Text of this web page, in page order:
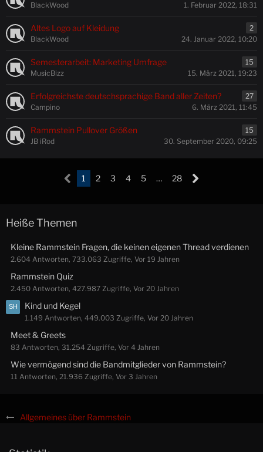
BlackWood 1. Februar 2022, 18:31
Altes Logo auf Kleidung
2
BlackWood
24. Januar 2022, 10:20
Semesterarbeit: Marketing Umfrage
15
MusicBizz
15. März 2021, 19:23
Erfolgreichste deutschsprachige Band aller Zeiten?
27
Campino
6. März 2021, 11:45
Rammstein Pullover Größen
15
JB iRod
30. September 2020, 09:25
1 2 3 4 5 … 28
Heiße Themen
Kleine Rammstein Fragen, die keinen eigenen Thread verdienen
2.604 Antworten, 733.063 Zugriffe, Vor 19 Jahren
Rammstein Quiz
2.450 Antworten, 427.987 Zugriffe, Vor 20 Jahren
Kind und Kegel
1.149 Antworten, 449.003 Zugriffe, Vor 20 Jahren
Meet & Greets
83 Antworten, 31.254 Zugriffe, Vor 4 Jahren
Wie vermögend sind die Bandmitglieder von Rammstein?
11 Antworten, 21.936 Zugriffe, Vor 3 Jahren
Allgemeines über Rammstein